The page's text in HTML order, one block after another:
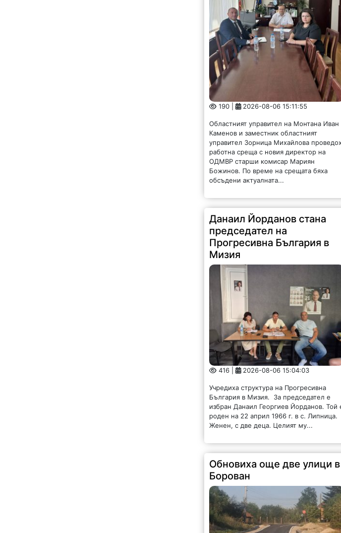
190 | 2026-08-06 15:11:55
Областният управител на Монтана Иван
Каменов и заместник областният
управител Зорница Михайлова
работна среща с новия директор на
ОДМВР старши комисар Мариян
Божинов. По време на срещата бяха
обсъдени актуалната...
Данаил Йорданов стана
председател на
Прогресивна България в
Мизия
416 | 2026-08-06 15:04:03
Учредиха структура на Прогресивна
България в Мизия. За председател е
избран Данаил Георгиев Йорданов. Той
роден на 22 април 1966 г. в с. Липница.
Женен, с две деца. Целият му...
Обновиха още две улици в
Борован